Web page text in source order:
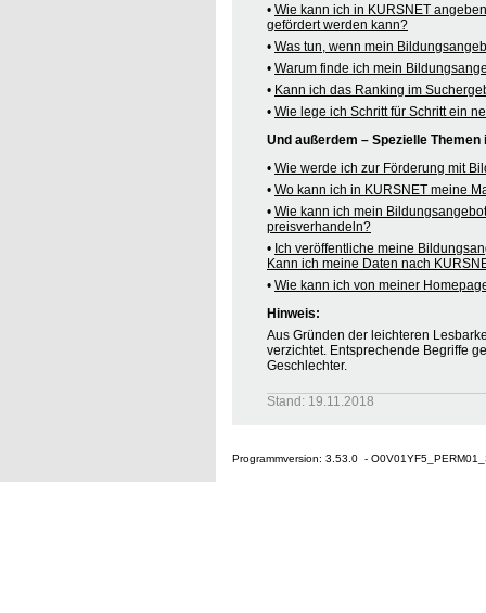
• Wie kann ich in KURSNET
gefördert werden kann?
• Was tun, wenn mein
• Warum finde ich mein
• Kann ich das Ranking im
• Wie lege ich Schritt für Schritt ein
Und außerdem – Spezielle Themen
• Wie werde ich zur Förderung mit
• Wo kann ich in KURSNET meine
• Wie kann ich mein
preisverhandeln?
• Ich veröffentliche meine
Kann ich meine Daten nach
• Wie kann ich von meiner
Hinweis:
Aus Gründen der leichteren
verzichtet. Entsprechende Begriffe
Geschlechter.
Stand: 19.11.2018
Programmversion: 3.53.0 -